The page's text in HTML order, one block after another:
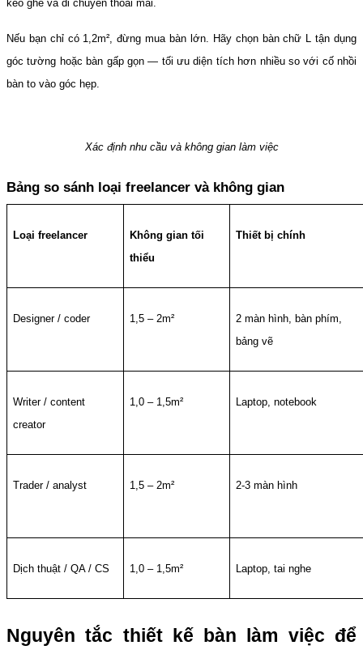
kéo ghế và di chuyển thoải mái.
Nếu bạn chỉ có 1,2m², đừng mua bàn lớn. Hãy chọn bàn chữ L tận dụng
góc tường hoặc bàn gấp gọn — tối ưu diện tích hơn nhiều so với cố nhồi
bàn to vào góc hẹp.
Xác định nhu cầu và không gian làm việc
Bảng so sánh loại freelancer và không gian
Loại freelancer
Không gian tối
thiểu
Thiết bị chính
Designer / coder 1,5 – 2m²
2 màn hình, bàn phím,
bảng vẽ
Writer / content
creator
1,0 – 1,5m² Laptop, notebook
Trader / analyst 1,5 – 2m² 2-3 màn hình
Dịch thuật / QA / CS 1,0 – 1,5m² Laptop, tai nghe
Nguyên tắc thiết kế bàn làm việc để